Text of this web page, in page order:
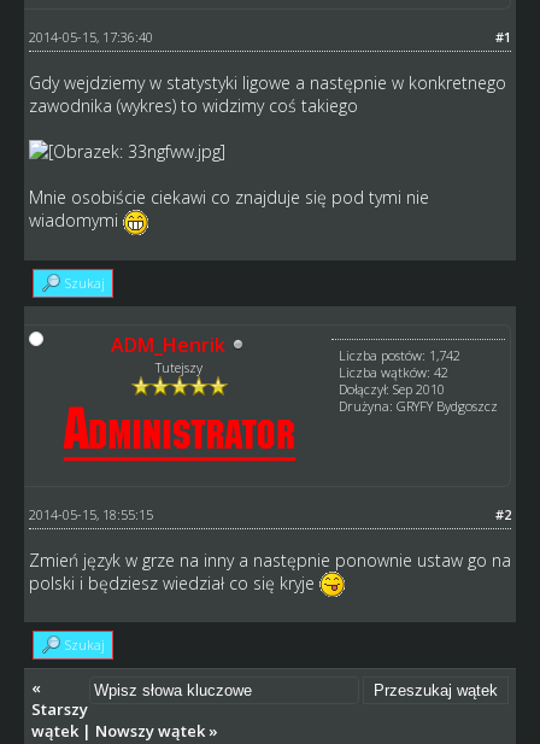
#1
2014-05-15, 17:36:40
Gdy wejdziemy w statystyki ligowe a następnie w konkretnego
zawodnika (wykres) to widzimy coś takiego
Mnie osobiście ciekawi co znajduje się pod tymi nie
wiadomymi
Szukaj
ADM_Henrik
Tutejszy
Liczba postów: 1,742
Liczba wątków: 42
Dołączył: Sep 2010
Drużyna: GRYFY Bydgoszcz
#2
2014-05-15, 18:55:15
Zmień język w grze na inny a następnie ponownie ustaw go na
polski i będziesz wiedział co się kryje
Szukaj
«
Starszy
wątek| Nowszy wątek»